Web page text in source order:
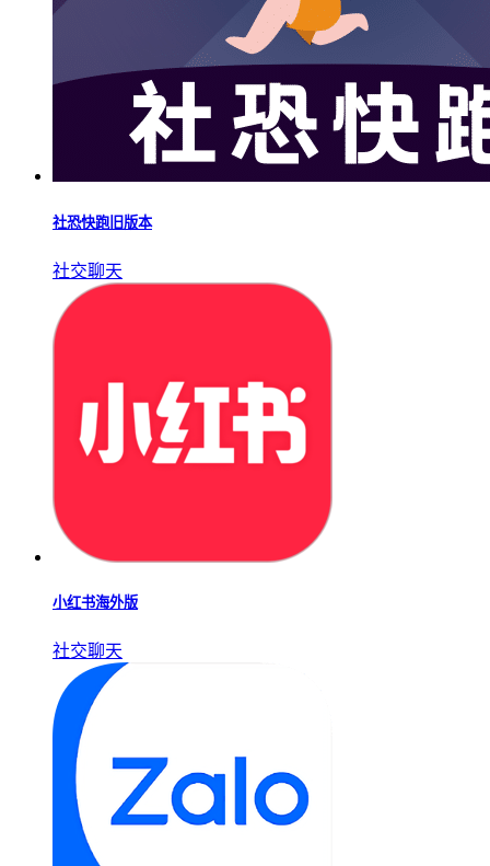
社恐快跑旧版本
社交聊天
小红书海外版
社交聊天